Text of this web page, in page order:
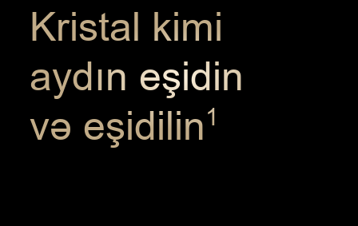
Kristal kimi
aydın eşidin
və eşidilin1